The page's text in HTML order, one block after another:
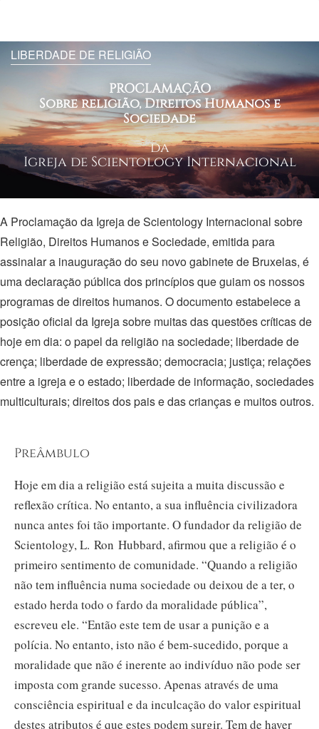
LIBERDADE DE RELIGIÃO
PROCLAMAÇÃO
Sobre religião, Direitos Humanos e
Sociedade
da
Igreja de Scientology Internacional
A Proclamação da Igreja de Scientology Internacional sobre
Religião, Direitos Humanos e Sociedade, emitida para
assinalar a inauguração do seu novo gabinete de Bruxelas, é
uma declaração pública dos princípios que guiam os nossos
programas de direitos humanos. O documento estabelece a
posição oficial da Igreja sobre muitas das questões críticas de
hoje em dia: o papel da religião na sociedade; liberdade de
crença; liberdade de expressão; democracia; justiça; relações
entre a igreja e o estado; liberdade de informação, sociedades
multiculturais; direitos dos pais e das crianças e muitos outros.
Preâmbulo
Hoje em dia a religião está sujeita a muita discussão e
reflexão crítica. No entanto, a sua influência civilizadora
nunca antes foi tão importante. O fundador da religião de
Scientology, L. Ron Hubbard, afirmou que a religião é o
primeiro sentimento de comunidade. “Quando a religião
não tem influência numa sociedade ou deixou de a ter, o
estado herda todo o fardo da moralidade pública”,
escreveu ele. “Então este tem de usar a punição e a
polícia. No entanto, isto não é bem‑sucedido, porque a
moralidade que não é inerente ao indivíduo não pode ser
imposta com grande sucesso. Apenas através de uma
consciência espiritual e da inculcação do valor espiritual
destes atributos é que estes podem surgir. Tem de haver